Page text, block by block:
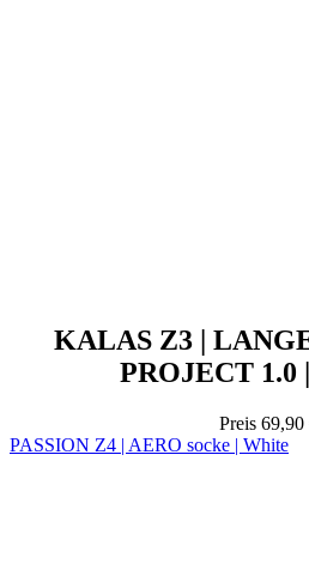
KALAS Z3 |
PROJECT
Preis69,90
PASSION Z4 | AERO socke | White